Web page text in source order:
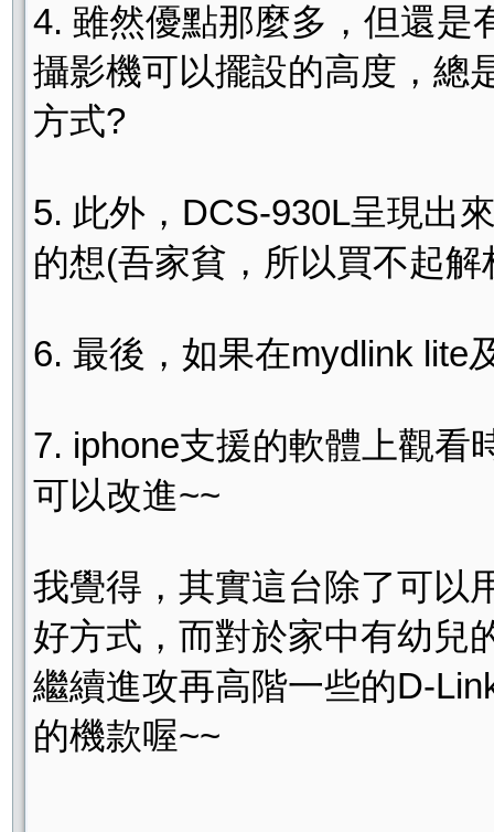
4. 雖然優點那麼多，但還
攝影機可以擺設的高度，總
方式?
5. 此外，DCS-930L呈現出
的想(吾家貧，所以買不起
6. 最後，如果在mydlink lite
7. iphone支援的軟體上觀看
可以改進~~
我覺得，其實這台除了可以
好方式，而對於家中有幼兒
繼續進攻再高階一些的D-
的機款喔~~